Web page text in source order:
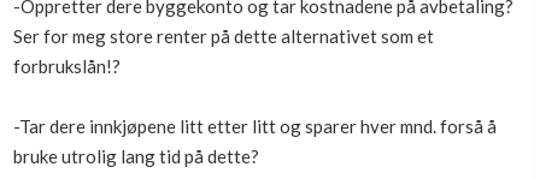
-Oppretter dere byggekonto og tar kostnadene på avbetaling?
Ser for meg store renter på dette alternativet som et
forbrukslån!?
-Tar dere innkjøpene litt etter litt og sparer hver mnd. forså å
bruke utrolig lang tid på dette?